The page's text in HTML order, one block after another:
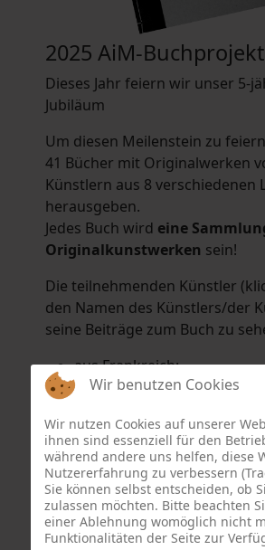
2025 AiM-Buchprojekt
Dieses Jahr feiern wir unser 5-
Jubiläum
Um diesen Meilenstein zu
41 Bücher mit Originalwerken
Künstlern aus 8 verschiedenen
herausgeben.
Jedes Buch wird eine
Originalkunstwerken sein!
Die teilnehmenden Künstler
den Namen des Künstlers/der
seine Beiträge zum Buch zu
aus Frankreich:
Hélène Argo,Didier Bonnot
Eric Schaftlein.
aus den Niederlanden:
Dorrety Brookhuis,Natalia
EekhoutundHenny
aus Deutschland:
Salomé Herbst,Andrea
Wir benutzen Cookies
Wir nutzen Cookies auf unserer
ihnen sind essenziell für den
während andere uns helfen, diese
Nutzererfahrung zu verbessern
Sie können selbst entscheiden, ob
zulassen möchten. Bitte beachten
einer Ablehnung womöglich nicht
Funktionalitäten der Seite zur